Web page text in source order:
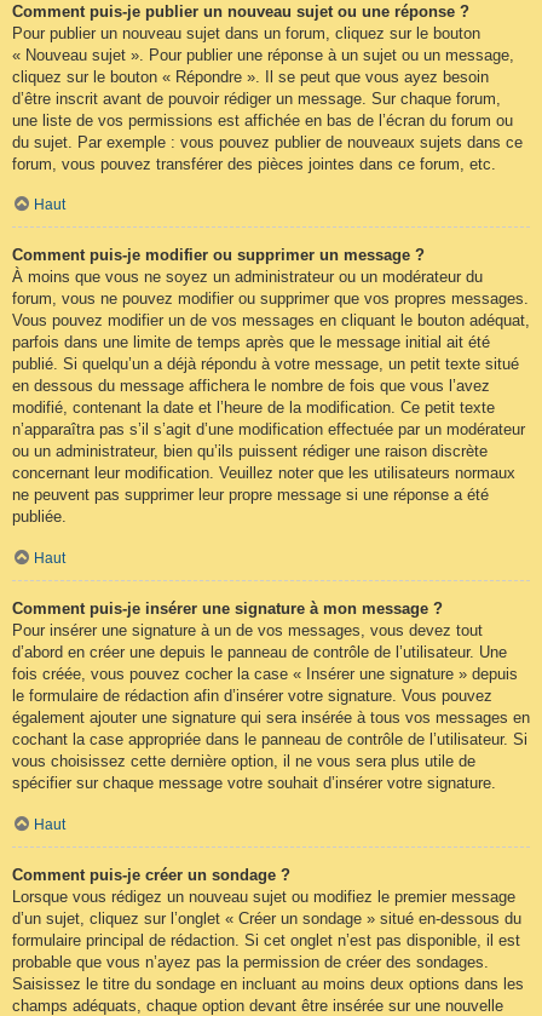
Comment puis-je publier un nouveau sujet ou une réponse ?
Pour publier un nouveau sujet dans un forum, cliquez sur le bouton
« Nouveau sujet ». Pour publier une réponse à un sujet ou un message,
cliquez sur le bouton « Répondre ». Il se peut que vous ayez besoin
d’être inscrit avant de pouvoir rédiger un message. Sur chaque forum,
une liste de vos permissions est affichée en bas de l’écran du forum ou
du sujet. Par exemple : vous pouvez publier de nouveaux sujets dans ce
forum, vous pouvez transférer des pièces jointes dans ce forum, etc.
Haut
Comment puis-je modifier ou supprimer un message ?
À moins que vous ne soyez un administrateur ou un modérateur du
forum, vous ne pouvez modifier ou supprimer que vos propres messages.
Vous pouvez modifier un de vos messages en cliquant le bouton adéquat,
parfois dans une limite de temps après que le message initial ait été
publié. Si quelqu’un a déjà répondu à votre message, un petit texte situé
en dessous du message affichera le nombre de fois que vous l’avez
modifié, contenant la date et l’heure de la modification. Ce petit texte
n’apparaîtra pas s’il s’agit d’une modification effectuée par un modérateur
ou un administrateur, bien qu’ils puissent rédiger une raison discrète
concernant leur modification. Veuillez noter que les utilisateurs normaux
ne peuvent pas supprimer leur propre message si une réponse a été
publiée.
Haut
Comment puis-je insérer une signature à mon message ?
Pour insérer une signature à un de vos messages, vous devez tout
d’abord en créer une depuis le panneau de contrôle de l’utilisateur. Une
fois créée, vous pouvez cocher la case « Insérer une signature » depuis
le formulaire de rédaction afin d’insérer votre signature. Vous pouvez
également ajouter une signature qui sera insérée à tous vos messages en
cochant la case appropriée dans le panneau de contrôle de l’utilisateur. Si
vous choisissez cette dernière option, il ne vous sera plus utile de
spécifier sur chaque message votre souhait d’insérer votre signature.
Haut
Comment puis-je créer un sondage ?
Lorsque vous rédigez un nouveau sujet ou modifiez le premier message
d’un sujet, cliquez sur l’onglet « Créer un sondage » situé en-dessous du
formulaire principal de rédaction. Si cet onglet n’est pas disponible, il est
probable que vous n’ayez pas la permission de créer des sondages.
Saisissez le titre du sondage en incluant au moins deux options dans les
champs adéquats, chaque option devant être insérée sur une nouvelle